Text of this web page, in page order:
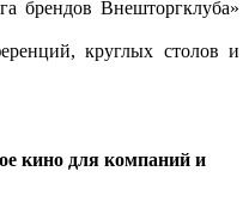
брендов Внешторгклуба»
круглых столов и
кино для компаний и